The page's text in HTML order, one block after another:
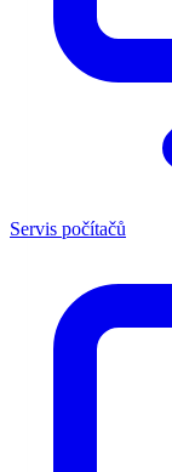
Servis počítačů